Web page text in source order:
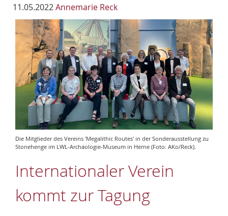
11.05.2022Annemarie Reck
Die Mitglieder des Vereins 'Megalithic Routes' in der Sonderausstellung zu
Stonehenge im LWL-Archäologie-Museum in Herne (Foto: AKo/Reck).
Internationaler Verein
kommt zur Tagung